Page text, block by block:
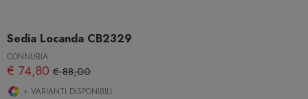
Sedia Locanda CB2329
CONNUBIA
€ 74,80 € 88,00
+ VARIANTI DISPONIBILI